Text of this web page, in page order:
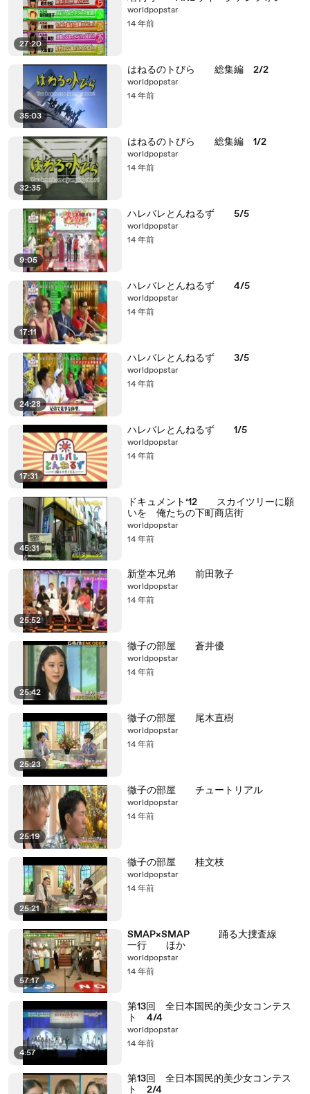
27:20
worldpopstar
14 年前
35:03
はねるのトびら 総集編 2/2
worldpopstar
14 年前
32:35
はねるのトびら 総集編 1/2
worldpopstar
14 年前
9:05
ハレバレとんねるず 5/5
worldpopstar
14 年前
17:11
ハレバレとんねるず 4/5
worldpopstar
14 年前
24:28
ハレバレとんねるず 3/5
worldpopstar
14 年前
17:31
ハレバレとんねるず 1/5
worldpopstar
14 年前
45:31
ドキュメント’12 スカイツリーに願
いを 俺たちの下町商店街
worldpopstar
14 年前
25:52
新堂本兄弟 前田敦子
worldpopstar
14 年前
25:42
徹子の部屋 蒼井優
worldpopstar
14 年前
25:23
徹子の部屋 尾木直樹
worldpopstar
14 年前
25:19
徹子の部屋 チュートリアル
worldpopstar
14 年前
25:21
徹子の部屋 桂文枝
worldpopstar
14 年前
57:17
SMAP×SMAP 踊る大捜査線
一行 ほか
worldpopstar
14 年前
4:57
第13回 全日本国民的美少女コンテス
ト 4/4
worldpopstar
14 年前
第13回 全日本国民的美少女コンテス
ト 2/4